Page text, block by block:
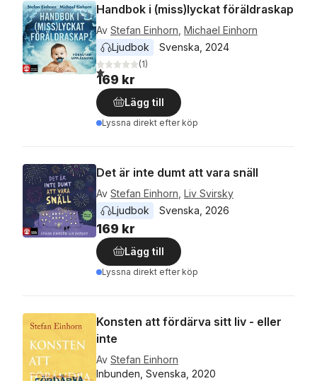
Handbok i (miss)lyckat föräldraskap
Av Stefan Einhorn Michael Einhorn
Ljudbok
Svenska 2024
1,0utav 5 stjärnor. Totalt antal röster:
(1)
169 kr
Lägg till
Lyssna direkt efter köp
Det är inte dumt att vara snäll
Av Stefan Einhorn Liv Svirsky
Ljudbok
Svenska 2026
169 kr
Lägg till
Lyssna direkt efter köp
Konsten att fördärva sitt liv - eller
inte
Av Stefan Einhorn
Inbunden, Svenska, 2020